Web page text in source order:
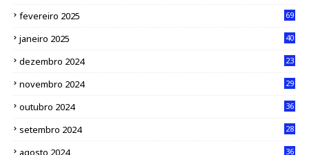
fevereiro 2025 69
janeiro 2025 40
dezembro 2024 23
novembro 2024 29
outubro 2024 36
setembro 2024 28
agosto 2024 36